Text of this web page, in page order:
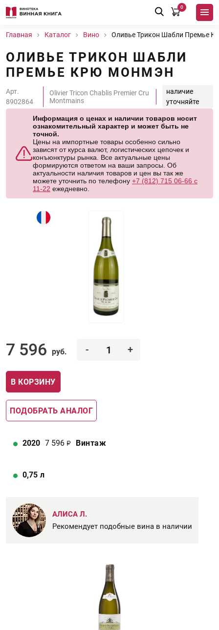
0
Главная Каталог Вино Оливье Трикон Шабли Премье
ОЛИВЬЕ ТРИКОН ШАБЛИ
ПРЕМЬЕ КРЮ МОНМЭН
Арт.
8902864
Olivier Tricon Chablis Premier Cru
Montmains
наличие
уточняйте
Информация о ценах и наличии товаров носит
ознакомительный характер и может быть не
точной.
Цены на импортные товары особенно сильно
зависят от курса валют, логистических цепочек и
конъюнктуры рынка. Все актуальные цены
формируются ответом на ваши запросы. Об
актуальности наличия товаров и цен вы так же
можете уточнить по телефону +7 (812) 715 06-66 с
11-22 ежедневно.
7 596 руб. - +
В КОРЗИНУ
ПОДОБРАТЬ АНАЛОГ
2020 7 596 Винтаж
0,75 л
АЛИСА Л.
Рекомендует подобные вина в наличии